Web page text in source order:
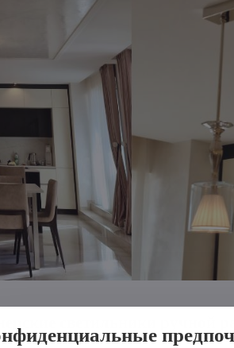
светильники ручной